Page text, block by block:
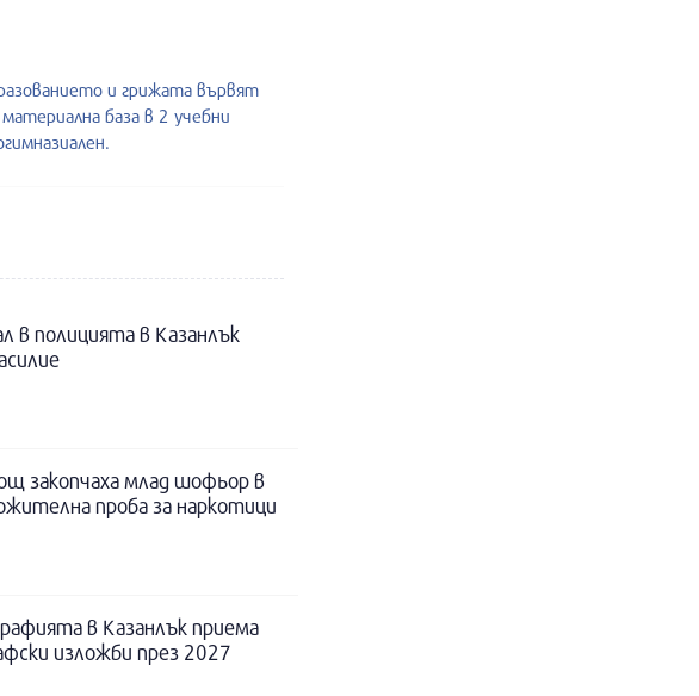
и грижата вървят
база в 2 учебни
в полицията в Казанлък
закопчаха млад шофьор в
проба за наркотици
в Казанлък приема
изложби през 2027